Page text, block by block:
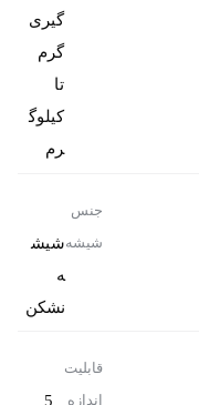
گیری
گرم
تا
کیلوگ
رم
جنس
شیشهشیش
ه
نشکن
قابلیت
اندازه 5